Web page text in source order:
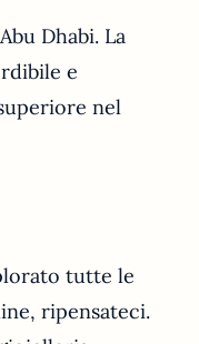
Dhabi. La
e
nel
tutte le
ripensateci.